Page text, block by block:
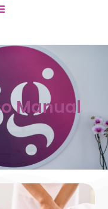
Manual